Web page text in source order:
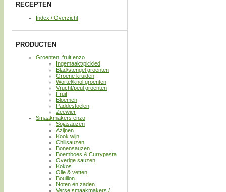
RECEPTEN
Index / Overzicht
PRODUCTEN
Groenten, fruit enzo
Ingemaakt/pickled
Blad/stengel groenten
Groene kruiden
Wortel/knol groenten
Vrucht/peul groenten
Fruit
Bloemen
Paddestoelen
Zeewier
Smaakmakers enzo
Sojasauzen
Azijnen
Kook wijn
Chilisauzen
Bonensauzen
Boemboes & Currypasta
Overige sauzen
Kokos
Olie & vetten
Bouillon
Noten en zaden
Verse smaakmakers /